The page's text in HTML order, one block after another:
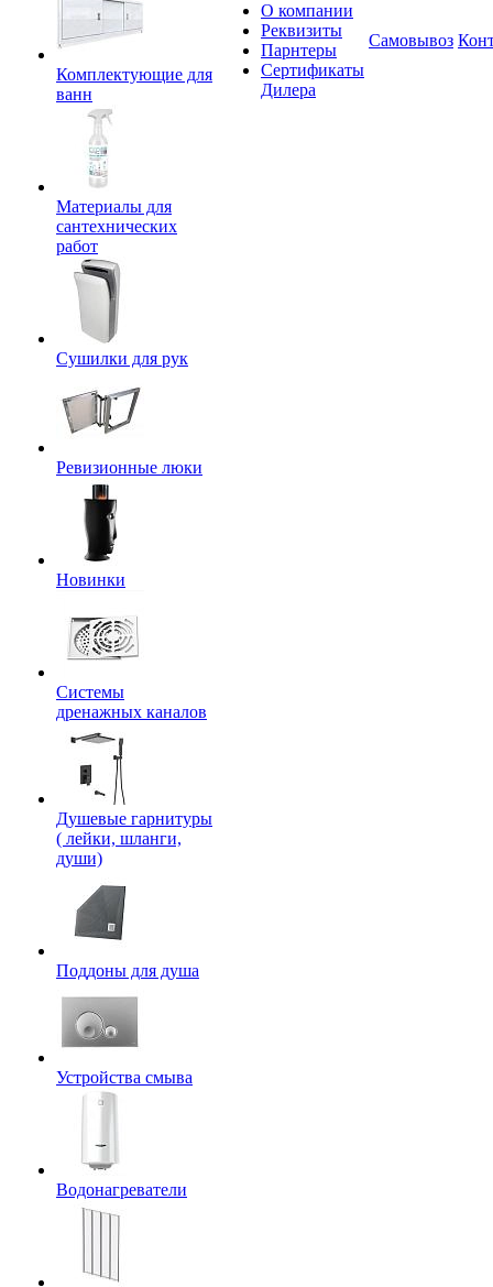
Комплектующие для
ванн
Материалы для
сантехнических
работ
Сушилки для рук
Ревизионные люки
Новинки
Системы
дренажных каналов
Душевые гарнитуры
( лейки, шланги,
души)
Поддоны для душа
Устройства смыва
Водонагреватели
О компании
Реквизиты
Парнтеры
Сертификаты
Дилера
Самовывоз